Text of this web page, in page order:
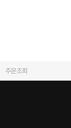
주문조회